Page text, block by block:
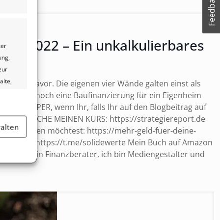
2022 – Ein unkalkulierbares
Jahre davor. Die eigenen vier Wände galten einst als
heute noch eine Baufinanzierung für ein Eigenheim
SUPER, wenn Ihr, falls Ihr auf den Blogbeitrag auf
BESUCHE MEINEN KURS: https://strategiereport.de
anlegen möchtest: https://mehr-geld-fuer-deine-
https://t.me/solidewerte Mein Buch auf Amazon
Ich bin kein Finanzberater, ich bin Mediengestalter und
Feedback